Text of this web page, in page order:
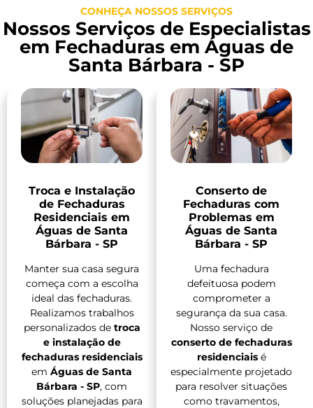
CONHEÇA NOSSOS SERVIÇOS
Nossos Serviços de Especialistas
em Fechaduras em Águas de
Santa Bárbara - SP
Troca e Instalação
de Fechaduras
Residenciais em
Águas de Santa
Bárbara - SP
Manter sua casa segura
começa com a escolha
ideal das fechaduras.
Realizamos trabalhos
personalizados de troca
e instalação de
fechaduras residenciais
em Águas de Santa
Bárbara - SP, com
soluções planejadas para
Conserto de
Fechaduras com
Problemas em
Águas de Santa
Bárbara - SP
Uma fechadura
defeituosa podem
comprometer a
segurança da sua casa.
Nosso serviço de
conserto de fechaduras
residenciaisé
especialmente projetado
para resolver situações
como travamentos,